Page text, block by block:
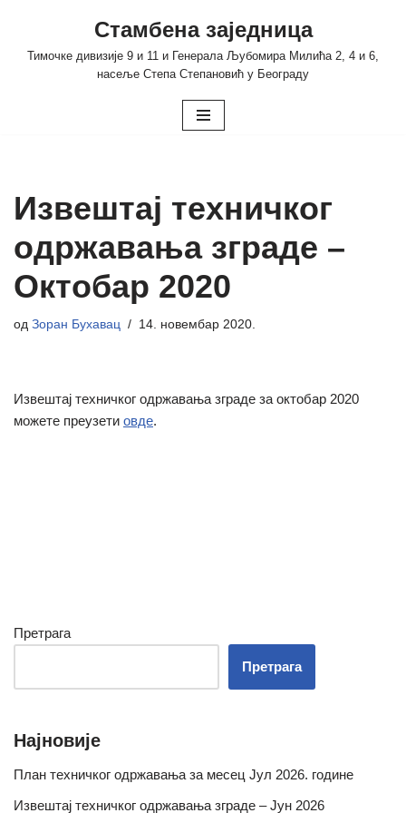
Скочи
Стамбена заједница
Тимочке дивизије 9 и 11 и Генерала Љубомира Милића 2, 4 и 6,
насеље Степа Степановић у Београду
Извештај техничког
одржавања зграде –
Октобар 2020
од Зоран Бухавац 14. новембар 2020.
Извештај техничког одржавања зграде за октобар 2020
можете преузети овде.
Претрага
Претрага
Најновије
План техничког одржавања за месец Јул 2026. године
Извештај техничког одржавања зграде – Јун 2026